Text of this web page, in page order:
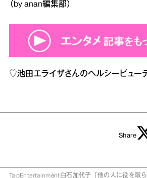
（by anan編集部）
♡池田エライザさんのヘルシービュー
Share
TopEntertainment 白石加代子「他の人に役を取